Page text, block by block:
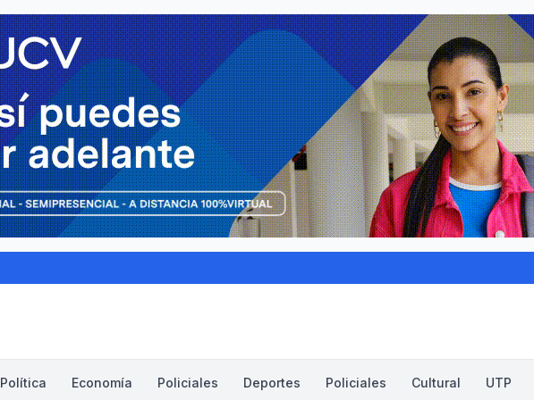
Política Economía Policiales Deportes Policiales Cultural UTP